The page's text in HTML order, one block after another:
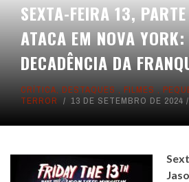
SEXTA-FEIRA 13,
ATACA EM NOVA
DECADÊNCIA DA
CRÍTICA, DESTAQUES , FILMES ,
TERROR
13 DE SETEMBRO DE 2024